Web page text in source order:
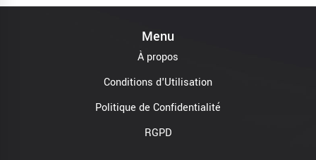
Menu
À propos
Conditions d'Utilisation
Politique de Confidentialité
RGPD